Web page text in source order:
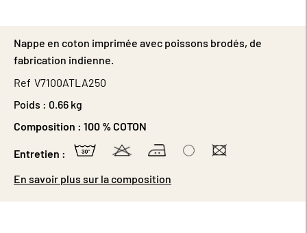
Nappe en coton imprimée avec poissons brodés, de
fabrication indienne.
Ref V7100ATLA250
Poids : 0.66 kg
Composition : 100 % COTON
Entretien :
En savoir plus sur la composition